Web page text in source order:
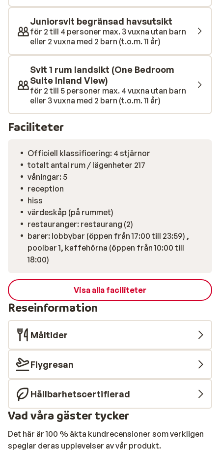
avsedd för endast vuxna. De minsta har självklart en
egen barnpool med vattenrutschkana att plaska i. Bara
150 meter från hotellet hittar du Protaras populära
sandstrand, där gyllene sand och salta bad väntar. För
den som vill ha lite extra komfort finns solstolar och
parasoller att hyra, så att du kan njuta av dagen på ett
bekvämt sätt. Cypern är känt för sitt kristallklara
vatten, som lockar både stora och små att ta ett
svalkande dopp. Stranden är också en idealisk plats för
en avslappnande kvällspromenad längs vattenbrynet
eller en fika på en av strandbarerna i
kan du njuta av både läcker cypriotisk mat och
internationella favoriter. Poolbaren serverar snacks
och svalkande dryck under dagtid och i den stilsäkra
lobbybaren kan du njuta av en god cocktail innan
middagen.
Juniorsvit begränsad havsutsikt
för 2 till 4 personer max. 3 vuxna utan barn
eller 2 vuxna med 2 barn (t.o.m. 11 år)
Svit 1 rum landsikt (One Bedroom
Suite Inland View)
för 2 till 5 personer max. 4 vuxna utan barn
eller 3 vuxna med 2 barn (t.o.m. 11 år)
Faciliteter
Officiell klassificering: 4 stjärnor
totalt antal rum / lägenheter 217
våningar: 5
reception
hiss
värdeskåp (på rummet)
restauranger: restaurang (2)
barer: lobbybar (öppen från 17:00 till 23:59) ,
poolbar 1, kaffehörna (öppen från 10:00 till
18:00)
Visa alla faciliteter
Reseinformation
Måltider
Flygresan
Hållbarhetscertifierad
Vad våra gäster tycker
Det här är 100 % äkta kundrecensioner som verkligen
speglar deras upplevelser av vår produkt.